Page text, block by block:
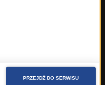
PRZEJDŹ DO SERWISU